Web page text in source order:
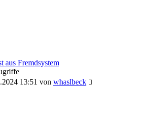
aus Fremdsystem
13:51 von whaslbeck